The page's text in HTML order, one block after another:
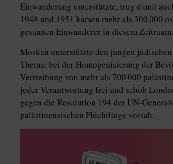
Einwanderung unterstützte, trug damit
1948 und 1951 kamen mehr als 300 000
gesamten Einwanderer in diesem Zeitraum.
Moskau unterstützte den jungen
Thema: bei der Homogenisierung der
Vertreibung von mehr als 700 000
jeder Verantwortung frei und schob
gegen die Resolution 194 der UN-
palästinensischen Flüchtlinge vorsah.